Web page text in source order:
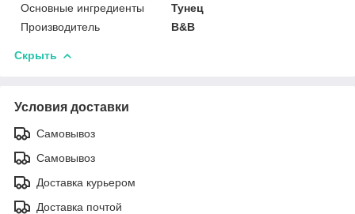
Основные ингредиенты
Тунец
Производитель
B&B
Скрыть
Условия доставки
Самовывоз
Самовывоз
Доставка курьером
Доставка почтой